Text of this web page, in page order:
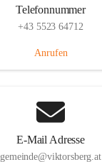
Telefonnummer
+43 5523 64712
Anrufen
E-Mail Adresse
gemeinde@viktorsberg.at